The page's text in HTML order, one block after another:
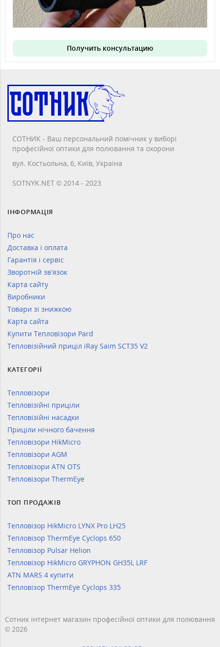
Получить консультацию
СОТНИК - Ваш персональний помічник у виборі
професійної оптики для полювання та охорони
вул. Костьольна, 6, Київ, Україна
SOTNYK.NET © 2014 - 2023
ІНФОРМАЦІЯ
Про нас
Доставка і оплата
Гарантія і сервіс
Зворотній зв’язок
Карта сайту
Виробники
Товари зі знижкою
Карта сайта
Купити Тепловізори Pard
Тепловізійний приціл iRay Saim SCT35 V2
КАТЕГОРІЇ
Тепловізори
Тепловізійні приціли
Тепловізійні насадки
Приціли нічного бачення
Тепловізори HikMicro
Тепловізори AGM
Тепловізори ATN OTS
Тепловізори ThermEye
ТОП ПРОДАЖІВ
Тепловізор HikMicro LYNX Pro LH25
Тепловізор ThermEye Cyclops 650
Тепловізор Pulsar Helion
Тепловізор HikMicro GRYPHON GH35L LRF
ATN MARS 4 купити
Тепловізор ThermEye Cyclops 335
Сотник інтернет магазин професійної оптики для полювання
© 2026